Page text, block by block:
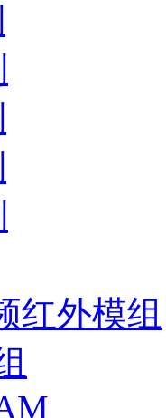
红外模组